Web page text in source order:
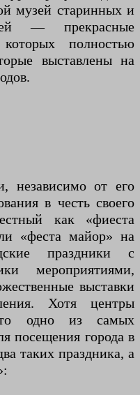
музей старинных и
— прекрасные
полностью
выставлены на
независимо от его
в честь своего
как «фиеста
«феста майор» на
праздники с
мероприятиями,
выставки
Хотя центры
одно из самых
посещения города в
таких праздника, а